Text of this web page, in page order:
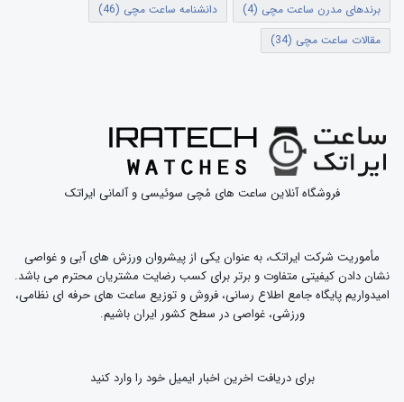
برندهای مدرن ساعت مچی (4) دانشنامه ساعت مچی (46)
مقالات ساعت مچی (34)
فروشگاه آنلاین ساعت های مُچی سوئیسی و آلمانی ایراتک
مأموریت شرکت ایراتک، به عنوان یکی از پیشروان ورزش های آبی و غواصی
نشان دادن کیفیتی متفاوت و برتر برای کسب رضایت مشتریان محترم می باشد.
امیدواریم پایگاه جامع اطلاع رسانی، فروش و توزیع ساعت های حرفه ای نظامی،
ورزشی، غواصی در سطح کشور ایران باشیم.
برای دریافت اخرین اخبار ایمیل خود را وارد کنید